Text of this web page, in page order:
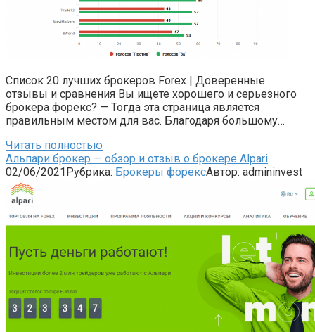
Список 20 лучших брокеров Forex | Доверенные
отзывы и сравнения Вы ищете хорошего и серьезного
брокера форекс? — Тогда эта страница является
правильным местом для вас. Благодаря большому…
Читать полностью
Альпари брокер — обзор и отзыв о брокере Alpari
02/06/2021Рубрика: Брокеры форексАвтор: admininvest